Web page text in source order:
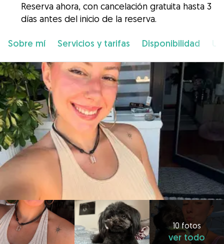
Reserva ahora, con cancelación gratuita hasta 3
días antes del inicio de la reserva.
Sobre mí Servicios y tarifas Disponibilidad
10 fotos
ver todo